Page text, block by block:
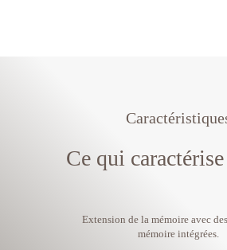
Ce qui
Extension de la mémoire avec
mémoire intégrées.